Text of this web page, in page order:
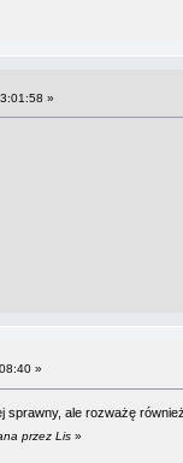
»
»
sprawny, ale rozważę
przez Lis»